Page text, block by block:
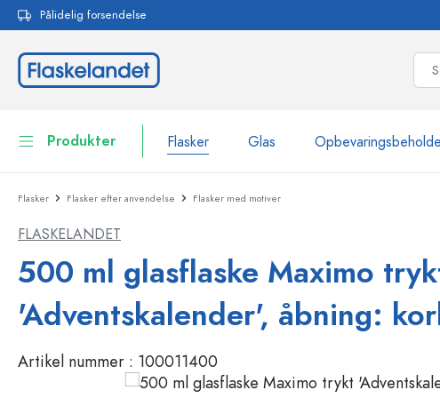
Gå til hovednavigation
Pålidelig forsendelse
Produkter Flasker Glas
Flasker
Opbevaringsbeholdere
Bordservice
Beholdere til kosmetik
Vis alle Flasker
WECK-flasker
Flasker efter funktion
Flasker med patentprop
Flasker Flasker efter anvendelse Flasker med motiver
FLASKELANDET
500 ml glasflaske Maximo
'Adventskalender', åbning:
Artikel nummer : 100011400